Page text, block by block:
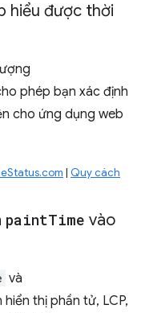
hiểu được thời
phép bạn xác định
cho ứng dụng web
| Quy cách
paintTime vào
và
thị phần tử, LCP,